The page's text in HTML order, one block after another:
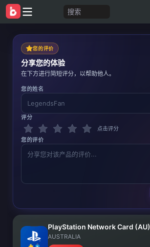
搜索
您的评价
分享您的体验
在下方进行简短评分，以帮助他人。
您的姓名
评分
点击评分
您的评价
PlayStation Network Card (AU)
AUSTRALIA